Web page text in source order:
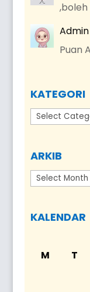
Puan
KATEGORI
Kategori
ARKIB
Arkib
KALENDAR
M T